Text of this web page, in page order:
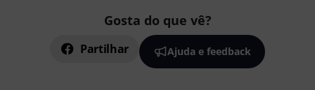
Gosta do que vê?
Partilhar Ajuda e feedback